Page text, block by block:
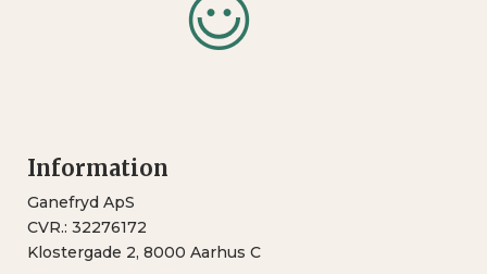
Information
Ganefryd ApS
CVR.: 32276172
Klostergade 2, 8000 Aarhus C